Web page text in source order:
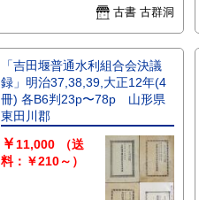
古書 古群洞
「吉田堰普通水利組合会決議
録」明治37,38,39,大正12年(4
冊) 各B6判23p〜78p 山形県
東田川郡
￥ 11,000
（送
料：￥210～）